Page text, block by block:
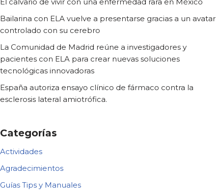
Bailarina con ELA vuelve a presentarse gracias a un avatar
controlado con su cerebro
La Comunidad de Madrid reúne a investigadores y
pacientes con ELA para crear nuevas soluciones
tecnológicas innovadoras
España autoriza ensayo clínico de fármaco contra la
esclerosis lateral amiotrófica.
Categorías
Actividades
Agradecimientos
Guías Tips y Manuales